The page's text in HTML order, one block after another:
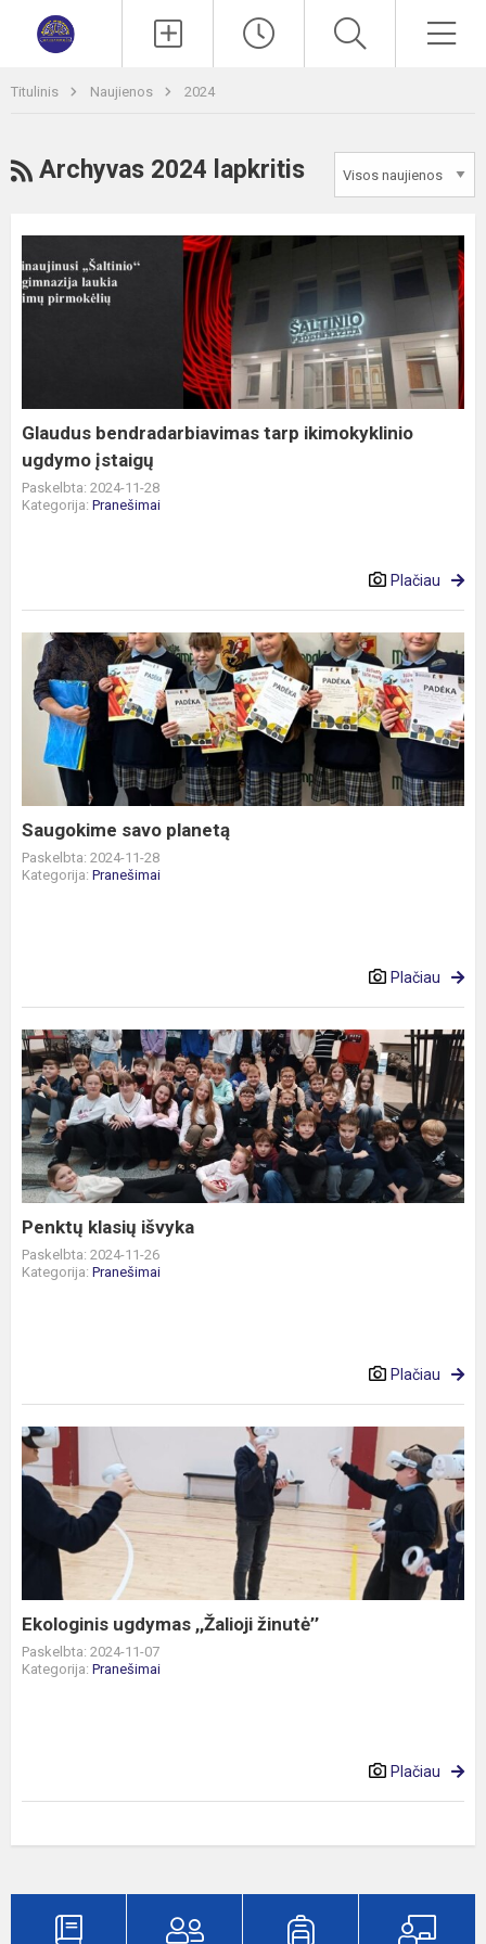
Titulinis Naujienos 2024
RSS
Archyvas 2024 lapkritis
bendradarbiavimas
tarp
Glaudus bendradarbiavimas tarp ikimokyklinio
ugdymo įstaigų
Paskelbta: 2024-11-28
Kategorija: Pranešimai
Plačiau
Saugokime
savo
planetą
Saugokime savo planetą
Paskelbta: 2024-11-28
Kategorija: Pranešimai
Plačiau
Penktų
klasių
išvyka
Penktų klasių išvyka
Paskelbta: 2024-11-26
Kategorija: Pranešimai
Plačiau
Ekologinis
ugdymas
,,Žalioji
žinutė’’
Ekologinis ugdymas ,,Žalioji žinutė’’
Paskelbta: 2024-11-07
Kategorija: Pranešimai
Plačiau